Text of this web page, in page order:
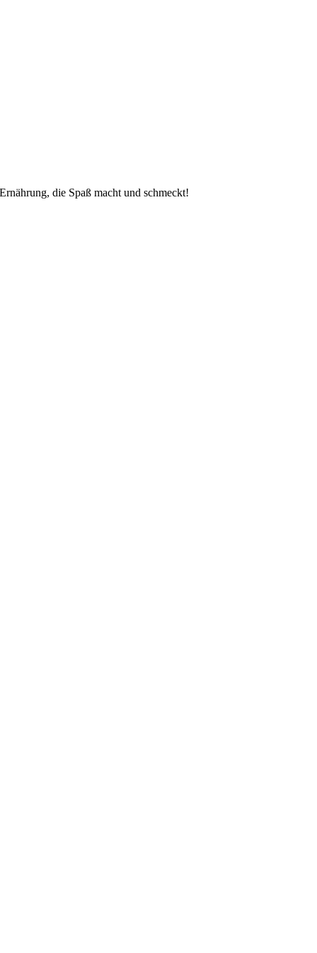
die Spaß macht und schmeckt!